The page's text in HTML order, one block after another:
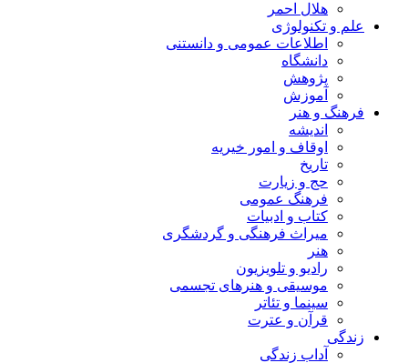
هلال احمر
علم و تکنولوژی
اطلاعات عمومی و دانستنی
دانشگاه
پژوهش
آموزش
فرهنگ و هنر
اندیشه
اوقاف و امور خیریه
تاریخ
حج و زیارت
فرهنگ عمومی
کتاب و ادبیات
میراث فرهنگی و گردشگری
هنر
رادیو و تلویزیون
موسیقی و هنرهای تجسمی
سینما و تئاتر
قرآن و عترت
زندگی
آداب زندگی